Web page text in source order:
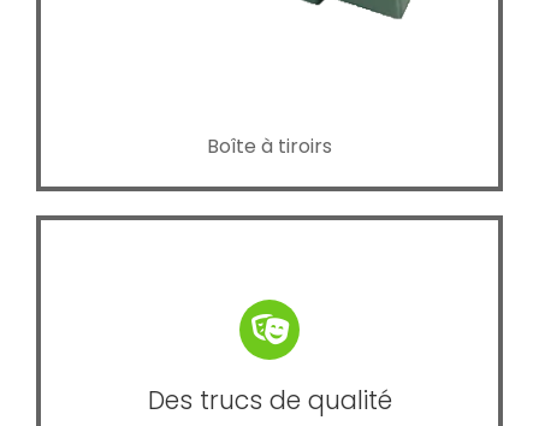
Boîte à tiroirs
Des trucs de qualité